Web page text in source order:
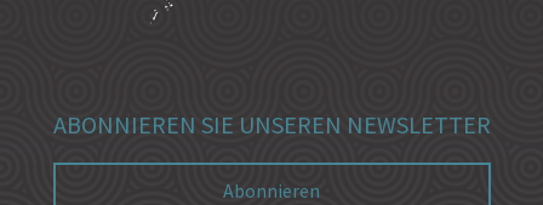
ABONNIEREN SIE UNSEREN NEWSLETTER
Abonnieren